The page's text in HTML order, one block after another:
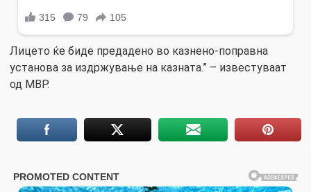
Лицето ќе биде предадено во казнено-поправна
установа за издржување на казната.” – известуваат
од МВР.